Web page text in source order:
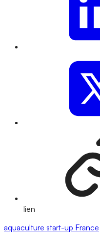
lien
aquaculture start-up France